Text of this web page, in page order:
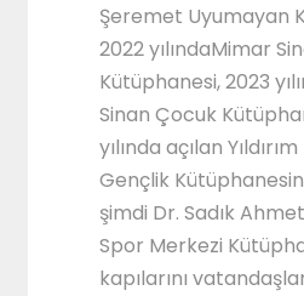
Şeremet Uyumayan
2022 yılındaMimar
Kütüphanesi, 2023
Sinan Çocuk
yılında açılan
Gençlik
şimdi Dr. Sadık
Spor Merkezi
kapılarını